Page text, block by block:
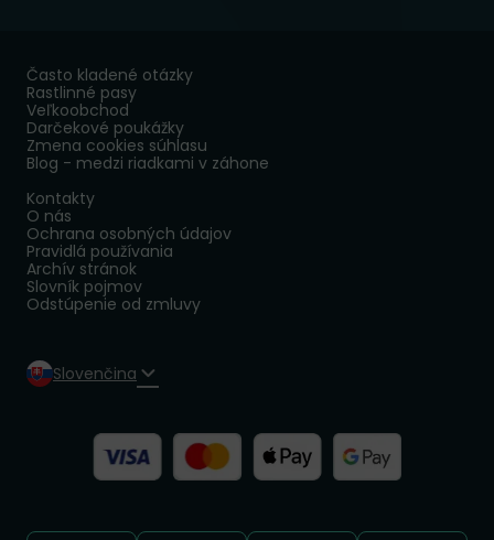
Často kladené otázky
Rastlinné pasy
Veľkoobchod
Darčekové poukážky
Zmena cookies súhlasu
Blog - medzi riadkami v záhone
Kontakty
O nás
Ochrana osobných údajov
Pravidlá používania
Archív stránok
Slovník pojmov
Odstúpenie od zmluvy
Slovenčina